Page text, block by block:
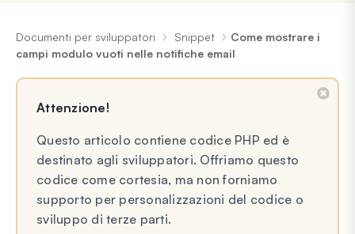
Documenti per sviluppatori Snippet
Come mostrare i
campi modulo vuoti nelle notifiche email
Attenzione!
Questo articolo contiene codice PHP ed è
destinato agli sviluppatori. Offriamo questo
codice come cortesia, ma non forniamo
supporto per personalizzazioni del codice o
sviluppo di terze parti.